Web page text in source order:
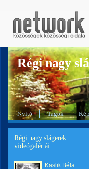
Régi nagy
Nyitó Tagok
Régi nagy slágerek
videógalériái
Kaslik Béla